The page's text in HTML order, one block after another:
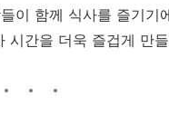
이 함께 식사를 즐기기
시간을 더욱 즐겁게 만